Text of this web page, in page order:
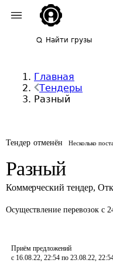
Найти грузы
Главная
Тендеры
Разный
Тендер отменён Несколько
Разный
Коммерческий тендер,
Осуществление перевозок с
Приём предложений
с 16.08.22, 22:54 по 23.08.22,